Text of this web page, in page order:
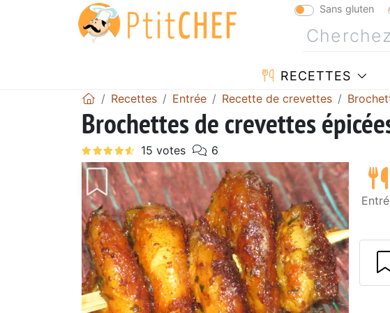
Sans gluten
RECETTES
Recettes Entrée Recette de crevettes
Brochettes de crevettes